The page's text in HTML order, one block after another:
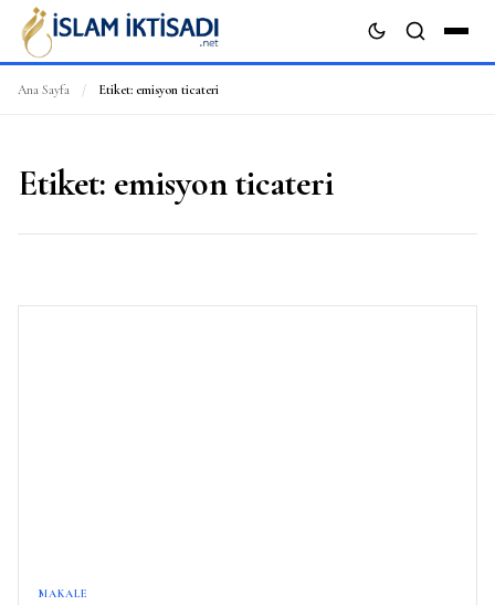
Ana Sayfa / Etiket: emisyon ticateri
Etiket: emisyon ticateri
MAKALE